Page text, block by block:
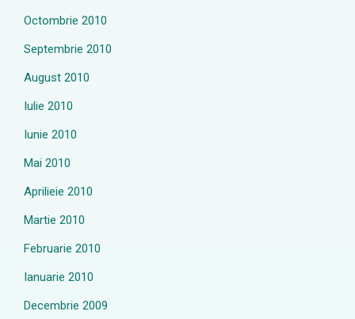
Octombrie 2010
Septembrie 2010
August 2010
Iulie 2010
Iunie 2010
Mai 2010
Aprilieie 2010
Martie 2010
Februarie 2010
Ianuarie 2010
Decembrie 2009